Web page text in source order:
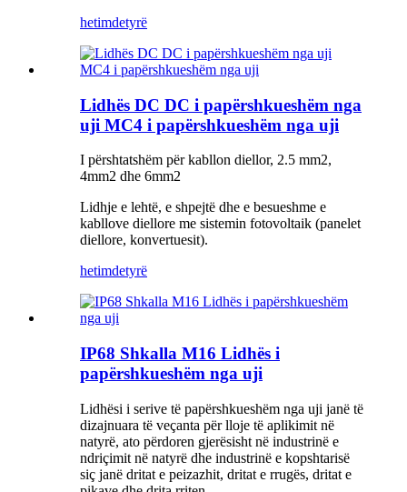
hetimdetyrë
Lidhës DC DC i papërshkueshëm nga
uji MC4 i papërshkueshëm nga uji
I përshtatshëm për kabllon diellor, 2.5 mm2,
4mm2 dhe 6mm2
Lidhje e lehtë, e shpejtë dhe e besueshme e
kabllove diellore me sistemin fotovoltaik (panelet
diellore, konvertuesit).
hetimdetyrë
IP68 Shkalla M16 Lidhës i
papërshkueshëm nga uji
Lidhësi i serive të papërshkueshëm nga uji janë të
dizajnuara të veçanta për lloje të aplikimit në
natyrë, ato përdoren gjerësisht në industrinë e
ndriçimit në natyrë dhe industrinë e kopshtarisë
siç janë dritat e peizazhit, dritat e rrugës, dritat e